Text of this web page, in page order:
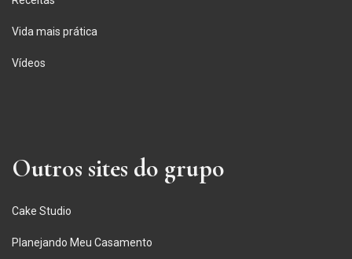
Vida mais prática
Vídeos
Outros sites do grupo
Cake Studio
Planejando Meu Casamento